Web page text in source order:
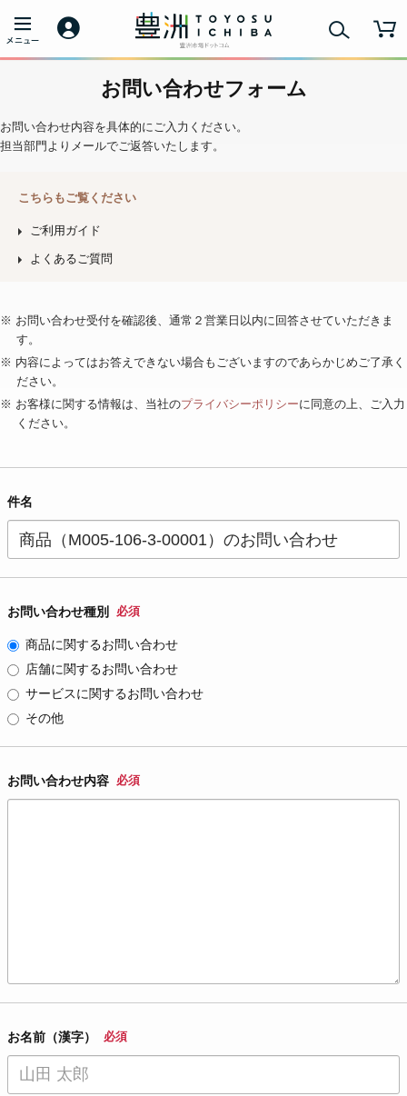
お問い合わせフォーム
お問い合わせ内容を具体的にご入力ください。
担当部門よりメールでご返答いたします。
こちらもご覧ください
ご利用ガイド
よくあるご質問
※ お問い合わせ受付を確認後、通常２営業日以内に回答させていただきま
す。
※ 内容によってはお答えできない場合もございますのであらかじめご了承く
ださい。
※ お客様に関する情報は、当社のプライバシーポリシーに同意の上、ご入力
ください。
件名
お問い合わせ種別 必須
商品に関するお問い合わせ
店舗に関するお問い合わせ
サービスに関するお問い合わせ
その他
お問い合わせ内容 必須
お名前（漢字） 必須